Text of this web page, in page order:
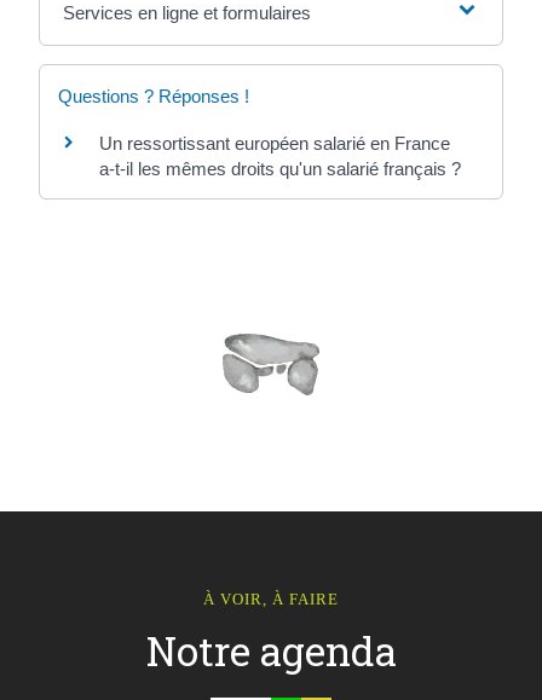
Services en ligne et formulaires
Questions ? Réponses !
Un ressortissant européen salarié en France
a-t-il les mêmes droits qu'un salarié français ?
À VOIR, À FAIRE
Notre agenda